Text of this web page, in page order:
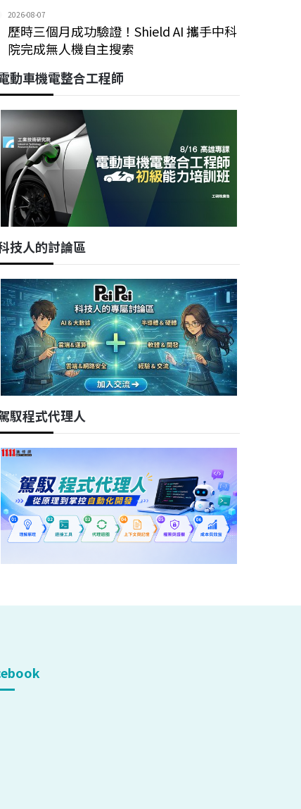
2026-08-07
歷時三個月成功驗證！Shield AI 攜手中科
院完成無人機自主搜索
動車機電整合工程師
技人的討論區
馭程式代理人